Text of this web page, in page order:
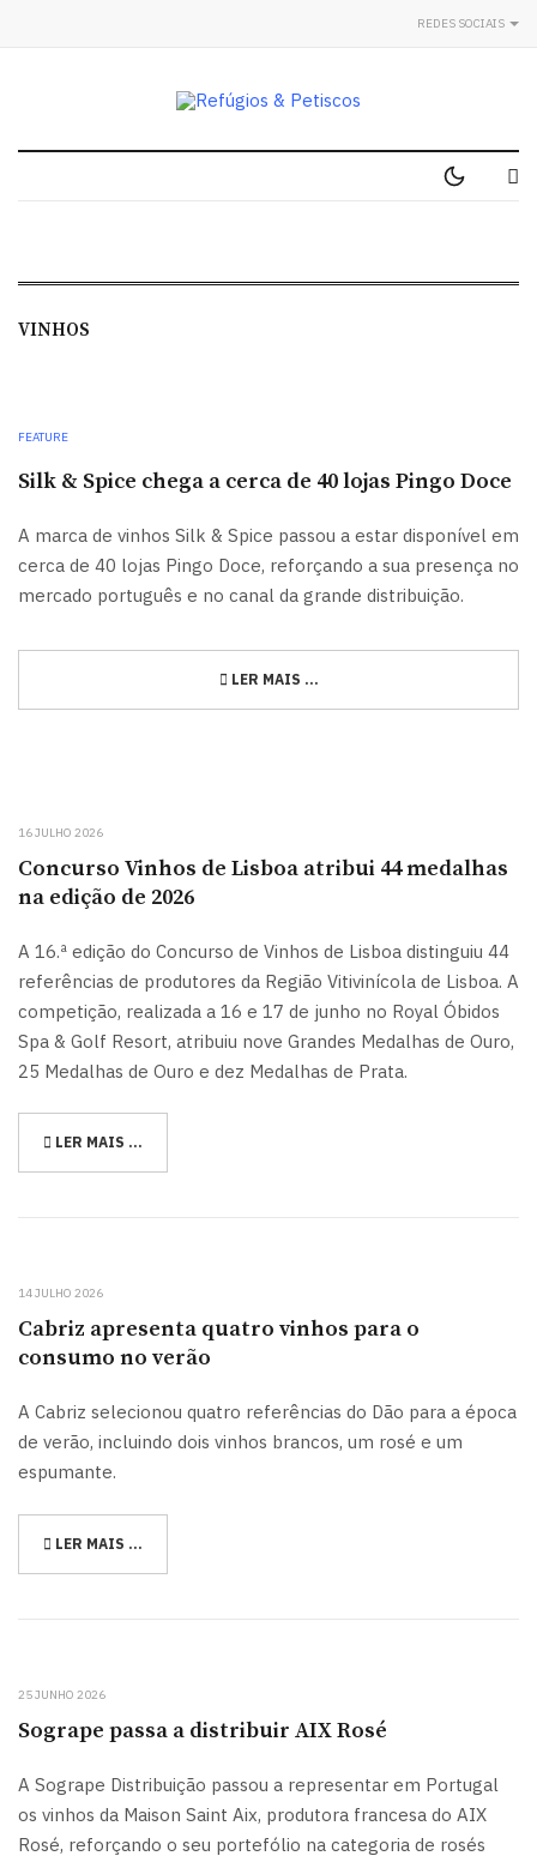
REDES SOCIAIS
VINHOS
FEATURE
Silk & Spice chega a cerca de 40 lojas Pingo Doce
A marca de vinhos Silk & Spice passou a estar disponível em
cerca de 40 lojas Pingo Doce, reforçando a sua presença no
mercado português e no canal da grande distribuição.
LER MAIS …
16 JULHO 2026
Concurso Vinhos de Lisboa atribui 44 medalhas
na edição de 2026
A 16.ª edição do Concurso de Vinhos de Lisboa distinguiu 44
referências de produtores da Região Vitivinícola de Lisboa. A
competição, realizada a 16 e 17 de junho no Royal Óbidos
Spa & Golf Resort, atribuiu nove Grandes Medalhas de Ouro,
25 Medalhas de Ouro e dez Medalhas de Prata.
LER MAIS …
14 JULHO 2026
Cabriz apresenta quatro vinhos para o
consumo no verão
A Cabriz selecionou quatro referências do Dão para a época
de verão, incluindo dois vinhos brancos, um rosé e um
espumante.
LER MAIS …
25 JUNHO 2026
Sogrape passa a distribuir AIX Rosé
A Sogrape Distribuição passou a representar em Portugal
os vinhos da Maison Saint Aix, produtora francesa do AIX
Rosé, reforçando o seu portefólio na categoria de rosés